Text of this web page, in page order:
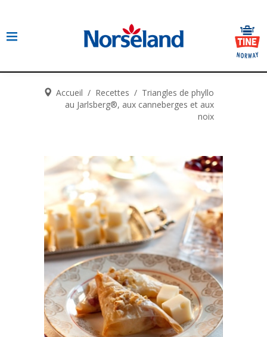
Accueil / Recettes / Triangles de phyllo
au Jarlsberg®, aux canneberges et aux
noix